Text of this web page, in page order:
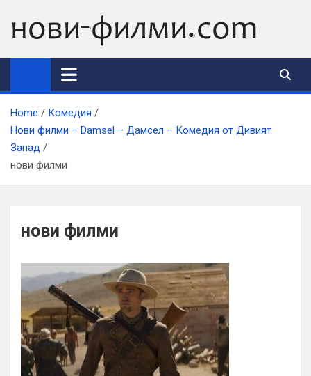
content
Home
Комедия
Нови филми – Damsel – Дамсел – Комедия от Дивият
Запад
нови филми
нови филми